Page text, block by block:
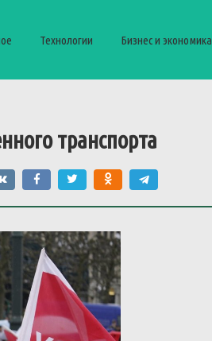
Технологии Бизнес и экономика
транспорта